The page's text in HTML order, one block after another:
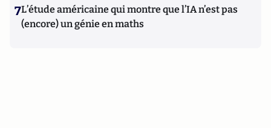
7L’étude américaine qui montre que l’IA n’est pas
(encore) un génie en maths